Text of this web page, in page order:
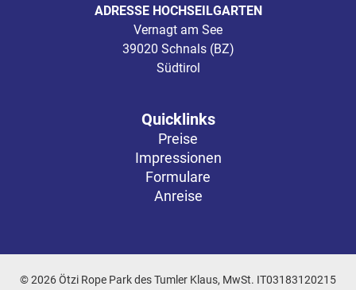
ADRESSE HOCHSEILGARTEN
Vernagt am See
39020 Schnals (BZ)
Südtirol
Quicklinks
Preise
Impressionen
Formulare
Anreise
© 2026 Ötzi Rope Park des Tumler Klaus, MwSt. IT03183120215